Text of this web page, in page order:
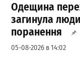
Одещина
загинула
поранення
05-08-2026 в 14:02